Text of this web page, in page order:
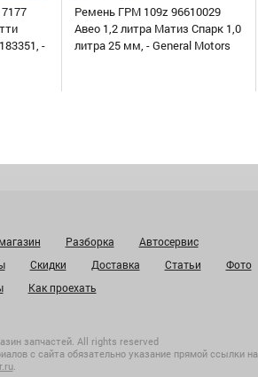
-
Ремень ГРМ 109z 96610029
Авео 1,2 литра Матиз Спарк 1,0
литра 25 мм, - General Motors
Разборка
Автосервис
Скидки Доставка Статьи
Фото
Как проехать
запчастей. All rights reserved
с сайта обязательно указание прямой ссылки на
.